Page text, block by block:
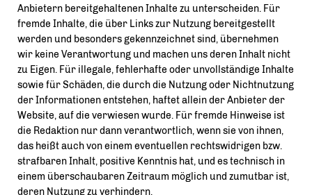
Anbietern bereitgehaltenen Inhalte zu unterscheiden. Für
fremde Inhalte, die über Links zur Nutzung bereitgestellt
werden und besonders gekennzeichnet sind, übernehmen
wir keine Verantwortung und machen uns deren Inhalt nicht
zu Eigen. Für illegale, fehlerhafte oder unvollständige Inhalte
sowie für Schäden, die durch die Nutzung oder Nichtnutzung
der Informationen entstehen, haftet allein der Anbieter der
Website, auf die verwiesen wurde. Für fremde Hinweise ist
die Redaktion nur dann verantwortlich, wenn sie von ihnen,
das heißt auch von einem eventuellen rechtswidrigen bzw.
strafbaren Inhalt, positive Kenntnis hat, und es technisch in
einem überschaubaren Zeitraum möglich und zumutbar ist,
deren Nutzung zu verhindern.